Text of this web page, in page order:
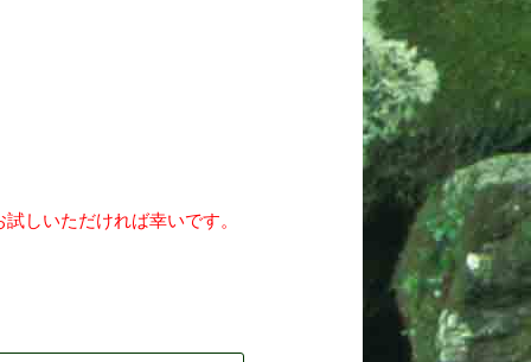
しいただければ幸いです。